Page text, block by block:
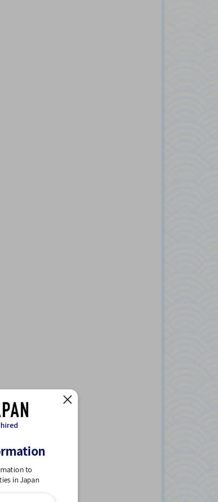
to
in Japan